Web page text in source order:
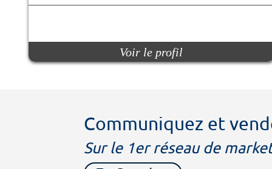
Voir le profil
Communiquez et
Sur le 1er réseau de